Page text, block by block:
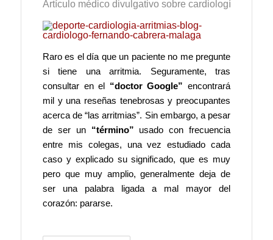
Artículo médico divulgativo sobre cardiología
Raro es el día que un paciente no me pregunte
si tiene una arritmia. Seguramente, tras
consultar en el “doctor Google” encontrará
mil y una reseñas tenebrosas y preocupantes
acerca de “las arritmias”. Sin embargo, a pesar
de ser un “término” usado con frecuencia
entre mis colegas, una vez estudiado cada
caso y explicado su significado, que es muy
pero que muy amplio, generalmente deja de
ser una palabra ligada a mal mayor del
corazón: pararse.